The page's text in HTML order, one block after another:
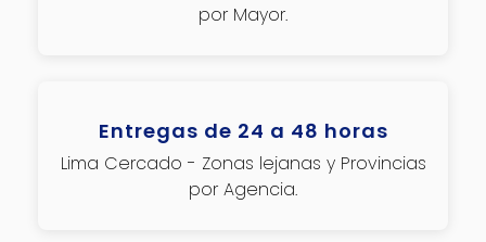
por Mayor.
Entregas de 24 a 48 horas
Lima Cercado - Zonas lejanas y Provincias
por Agencia.